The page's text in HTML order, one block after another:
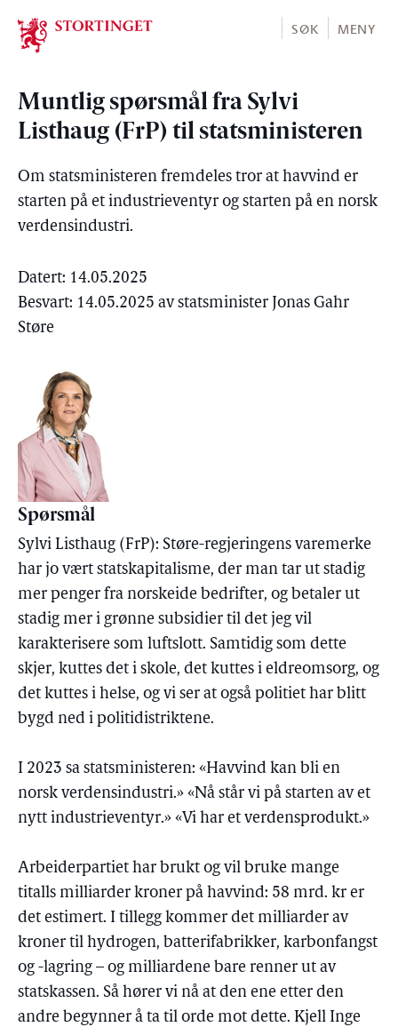
Stortinget.no
SØK MENY
Muntlig spørsmål fra Sylvi
Listhaug (FrP) til statsministeren
Om statsministeren fremdeles tror at havvind er
starten på et industrieventyr og starten på en norsk
verdensindustri.
Datert: 14.05.2025
Besvart: 14.05.2025 av statsminister Jonas Gahr
Støre
Spørsmål
Sylvi Listhaug (FrP): Støre-regjeringens varemerke
har jo vært statskapitalisme, der man tar ut stadig
mer penger fra norskeide bedrifter, og betaler ut
stadig mer i grønne subsidier til det jeg vil
karakterisere som luftslott. Samtidig som dette
skjer, kuttes det i skole, det kuttes i eldreomsorg, og
det kuttes i helse, og vi ser at også politiet har blitt
bygd ned i politidistriktene.
I 2023 sa statsministeren: «Havvind kan bli en
norsk verdensindustri.» «Nå står vi på starten av et
nytt industrieventyr.» «Vi har et verdensprodukt.»
Arbeiderpartiet har brukt og vil bruke mange
titalls milliarder kroner på havvind: 58 mrd. kr er
det estimert. I tillegg kommer det milliarder av
kroner til hydrogen, batterifabrikker, karbonfangst
og -lagring – og milliardene bare renner ut av
statskassen. Så hører vi nå at den ene etter den
andre begynner å ta til orde mot dette. Kjell Inge